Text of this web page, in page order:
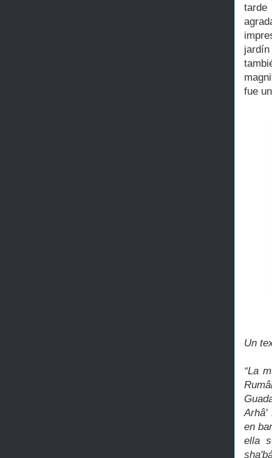
fue
Un
“La
Arhâ'
en
ella